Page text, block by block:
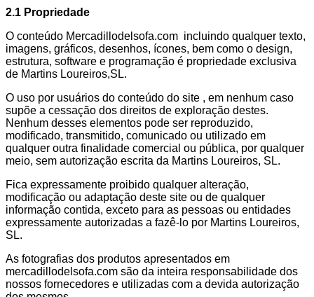
2.1 Propriedade
O conteúdo Mercadillodelsofa.com incluindo qualquer texto,
imagens, gráficos, desenhos, ícones, bem como o design,
estrutura, software e programação é propriedade exclusiva
de Martins Loureiros,SL.
O uso por usuários do conteúdo do site , em nenhum caso
supõe a cessação dos direitos de exploração destes.
Nenhum desses elementos pode ser reproduzido,
modificado, transmitido, comunicado ou utilizado em
qualquer outra finalidade comercial ou pública, por qualquer
meio, sem autorização escrita da Martins Loureiros, SL.
Fica expressamente proibido qualquer alteração,
modificação ou adaptação deste site ou de qualquer
informação contida, exceto para as pessoas ou entidades
expressamente autorizadas a fazê-lo por Martins Loureiros,
SL.
As fotografias dos produtos apresentados em
mercadillodelsofa.com são da inteira responsabilidade dos
nossos fornecedores e utilizadas com a devida autorização